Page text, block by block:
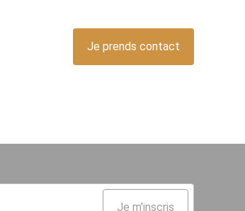
Je prends contact